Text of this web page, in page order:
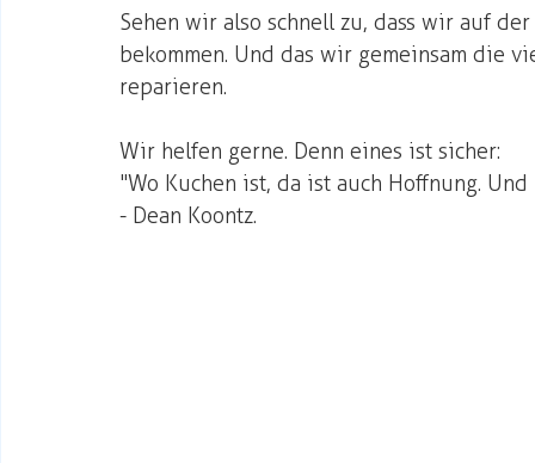
Sehen wir also schnell zu, dass wir auf
bekommen. Und das wir gemeinsam die
reparieren.
Wir helfen gerne. Denn eines ist sicher:
"Wo Kuchen ist, da ist auch Hoffnung.
- Dean Koontz.